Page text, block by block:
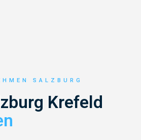
SALZBURG
Krefeld